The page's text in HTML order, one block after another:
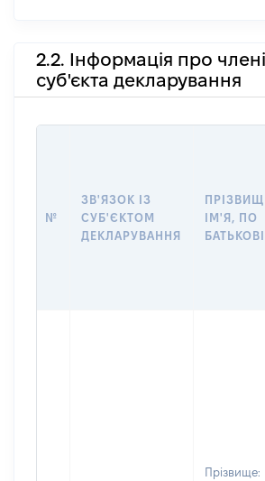
2.2. Інформація про
суб'єкта декларування
№
ЗВ'ЯЗОК ІЗ
СУБ'ЄКТОМ
ДЕКЛАРУВАННЯ
ІМ'Я, ПО
БАТЬКОВІ
Прізвище: